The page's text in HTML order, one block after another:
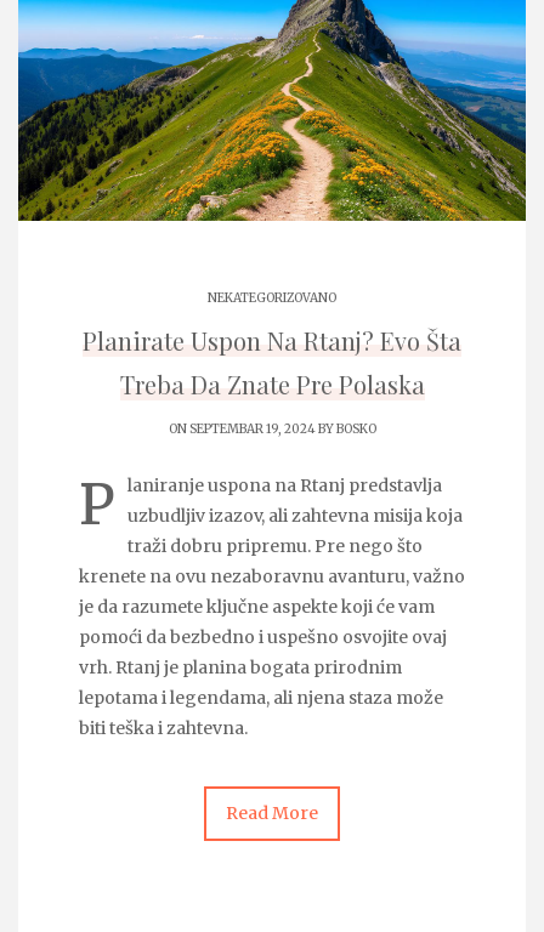
NEKATEGORIZOVANO
Planirate Uspon Na Rtanj? Evo Šta
Treba Da Znate Pre Polaska
ON SEPTEMBAR 19, 2024 BYBOSKO
P
laniranje uspona na Rtanj predstavlja
uzbudljiv izazov, ali zahtevna misija koja
traži dobru pripremu. Pre nego što
krenete na ovu nezaboravnu avanturu, važno
je da razumete ključne aspekte koji će vam
pomoći da bezbedno i uspešno osvojite ovaj
vrh. Rtanj je planina bogata prirodnim
lepotama i legendama, ali njena staza može
biti teška i zahtevna.
Read More